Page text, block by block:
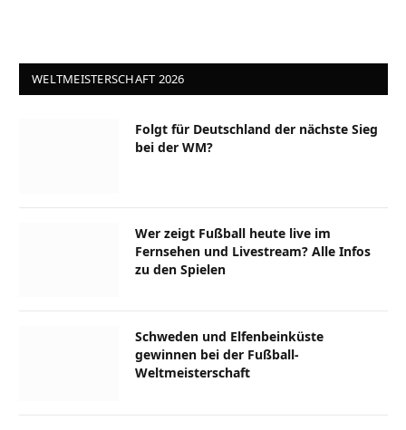
WELTMEISTERSCHAFT 2026
Folgt für Deutschland der nächste Sieg
bei der WM?
Wer zeigt Fußball heute live im
Fernsehen und Livestream? Alle Infos
zu den Spielen
Schweden und Elfenbeinküste
gewinnen bei der Fußball-
Weltmeisterschaft